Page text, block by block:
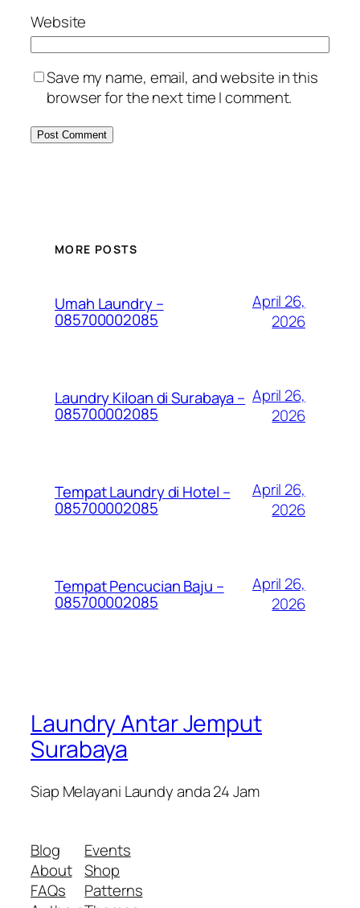
Website
Save my name, email, and website in this
browser for the next time I comment.
MORE POSTS
Umah Laundry –
085700002085
April 26,
2026
Laundry Kiloan di Surabaya –
085700002085
April 26,
2026
Tempat Laundry di Hotel –
085700002085
April 26,
2026
Tempat Pencucian Baju –
085700002085
April 26,
2026
Laundry Antar Jemput
Surabaya
Siap Melayani Laundy anda 24 Jam
Blog
About
FAQs
Events
Shop
Patterns